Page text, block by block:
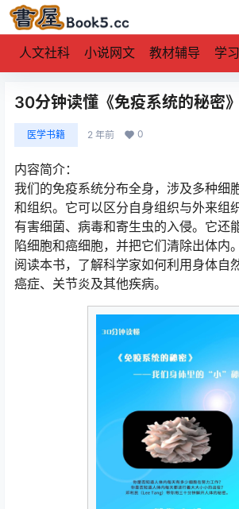
人文社科 小说网文 教材辅导 学
30分钟读懂《免疫系统的秘密》
医学书籍 2 年前 0
内容简介：
我们的免疫系统分布全身，涉及多种细
和组织。它可以区分自身组织与外来组
有害细菌、病毒和寄生虫的入侵。它还
陷细胞和癌细胞，并把它们清除出体内。
阅读本书，了解科学家如何利用身体自
癌症、关节炎及其他疾病。